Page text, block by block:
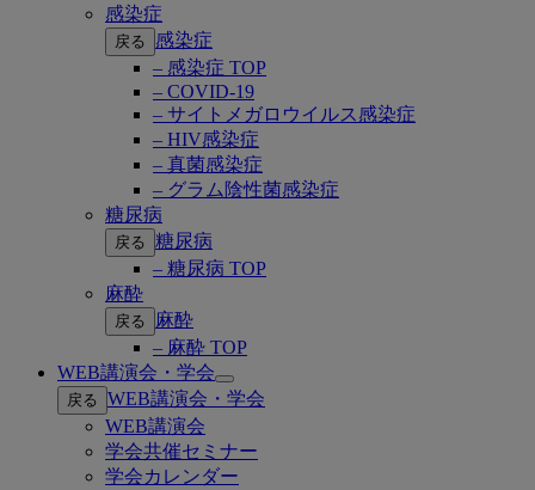
感染症
戻る
感染症
– 感染症 TOP
– COVID-19
– サイトメガロウイルス感染症
– HIV感染症
– 真菌感染症
– グラム陰性菌感染症
糖尿病
戻る 糖尿病
– 糖尿病 TOP
麻酔
戻る
麻酔
– 麻酔 TOP
WEB講演会・学会
Open
submenu
戻る WEB講演会・学会
WEB講演会
学会共催セミナー
学会カレンダー